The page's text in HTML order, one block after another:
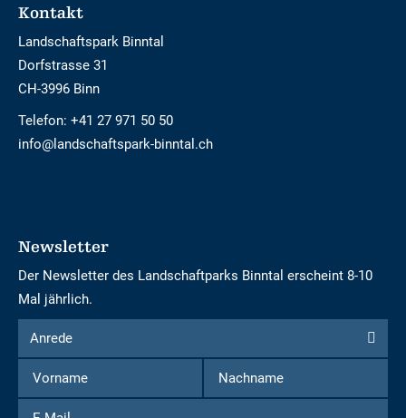
Footer
Kontakt
Landschaftspark Binntal
Dorfstrasse 31
CH-3996 Binn
Telefon: +41 27 971 50 50
info@landschaftspark-binntal.ch
Newsletter
Der Newsletter des Landschaftparks Binntal erscheint 8-10
Mal jährlich.
Formular
um
sich
für
Anrede
Anrede
Vorname
Nachname